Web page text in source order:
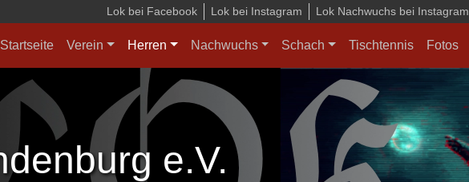
Lok bei Facebook Lok bei Instagram Lok Nachwuchs bei Instagram
Startseite Verein Herren Nachwuchs Schach Tischtennis Fotos
e.V.